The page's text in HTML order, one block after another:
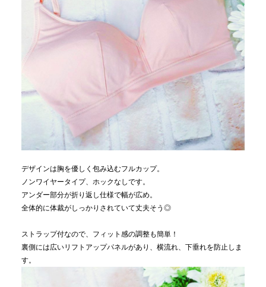
デザインは胸を優しく包み込むフルカップ。
ノンワイヤータイプ、ホックなしです。
アンダー部分が折り返し仕様で幅が広め。
全体的に体裁がしっかりされていて丈夫そう◎
ストラップ付なので、フィット感の調整も簡単！
裏側には広いリフトアップパネルがあり、横流れ、下垂れを防止しま
す。